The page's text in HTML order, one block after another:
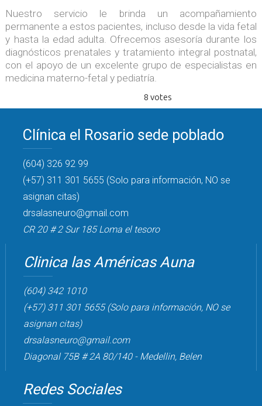
Nuestro servicio le brinda un acompañamiento
permanente a estos pacientes, incluso desde la vida fetal
y hasta la edad adulta. Ofrecemos asesoría durante los
diagnósticos prenatales y tratamiento integral postnatal,
con el apoyo de un excelente grupo de especialistas en
medicina materno-fetal y pediatría.
8 votes
Clínica el Rosario sede poblado
(604) 326 92 99
(+57) 311 301 5655 (Solo para información, NO se
asignan citas)
drsalasneuro@gmail.com
CR 20 # 2 Sur 185 Loma el tesoro
Clinica las Américas Auna
(604) 342 1010
(+57) 311 301 5655 (Solo para información, NO se
asignan citas)
drsalasneuro@gmail.com
Diagonal 75B # 2A 80/140 - Medellin, Belen
Redes Sociales